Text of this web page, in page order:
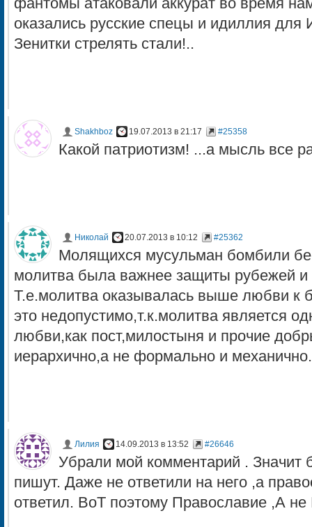
фантомы атаковали аккурат во время
оказались русские спецы и идиллия для
Зенитки стрелять стали!..
Shakhboz 19.07.2013 в 21:17 #25358
Какой патриотизм! ...а мысль все
Николай 20.07.2013 в 10:12 #25362
Молящихся мусульман бомбили
молитва была важнее защиты рубежей и
Т.е.молитва оказывалась выше любви к
это недопустимо,т.к.молитва является
любви,как пост,милостыня и прочие
иерархично,а не формально и механично.
Лилия 14.09.2013 в 13:52 #26646
Убрали мой комментарий . Значит
пишут. Даже не ответили на него ,а
ответил. ВоТ поэтому Православие ,А